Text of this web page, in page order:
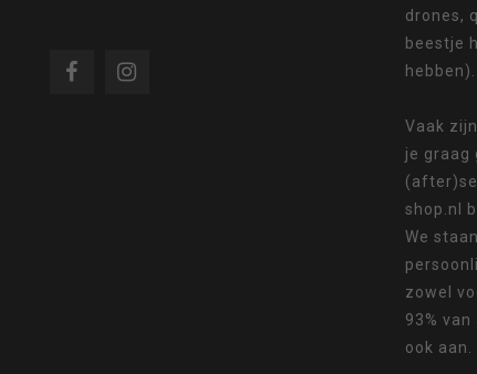
drones,
beestje
hebben).
Vaak
je graag
shop.nl
We
zowel
93%
ook aan.